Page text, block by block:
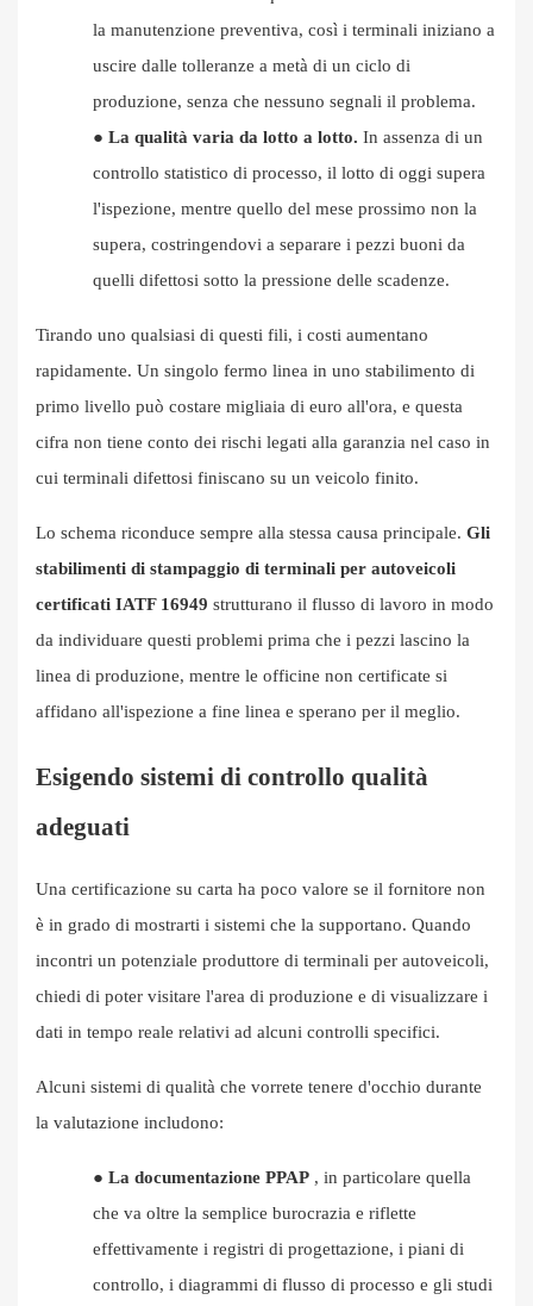
la manutenzione preventiva, così i terminali iniziano a
uscire dalle tolleranze a metà di un ciclo di
produzione, senza che nessuno segnali il problema.
● La qualità varia da lotto a lotto. In assenza di un
controllo statistico di processo, il lotto di oggi supera
l'ispezione, mentre quello del mese prossimo non la
supera, costringendovi a separare i pezzi buoni da
quelli difettosi sotto la pressione delle scadenze.
Tirando uno qualsiasi di questi fili, i costi aumentano
rapidamente. Un singolo fermo linea in uno stabilimento di
primo livello può costare migliaia di euro all'ora, e questa
cifra non tiene conto dei rischi legati alla garanzia nel caso in
cui terminali difettosi finiscano su un veicolo finito.
Lo schema riconduce sempre alla stessa causa principale. Gli
stabilimenti di stampaggio di terminali per autoveicoli
certificati IATF 16949 strutturano il flusso di lavoro in modo
da individuare questi problemi prima che i pezzi lascino la
linea di produzione, mentre le officine non certificate si
affidano all'ispezione a fine linea e sperano per il meglio.
Esigendo sistemi di controllo qualità
adeguati
Una certificazione su carta ha poco valore se il fornitore non
è in grado di mostrarti i sistemi che la supportano. Quando
incontri un potenziale produttore di terminali per autoveicoli,
chiedi di poter visitare l'area di produzione e di visualizzare i
dati in tempo reale relativi ad alcuni controlli specifici.
Alcuni sistemi di qualità che vorrete tenere d'occhio durante
la valutazione includono:
● La documentazione PPAP , in particolare quella
che va oltre la semplice burocrazia e riflette
effettivamente i registri di progettazione, i piani di
controllo, i diagrammi di flusso di processo e gli studi